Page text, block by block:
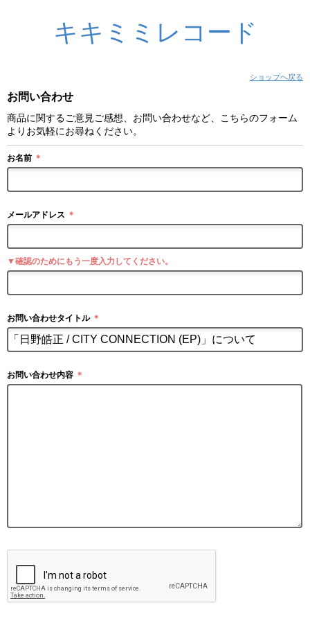
キキミミレコード
ショップへ戻る
お問い合わせ
商品に関するご意見ご感想、お問い合わせなど、こちらのフォーム
よりお気軽にお尋ねください。
お名前 ＊
メールアドレス ＊
▼確認のためにもう一度入力してください。
お問い合わせタイトル ＊
お問い合わせ内容 ＊